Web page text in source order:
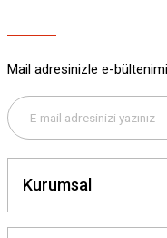
Bu ürüne benzer farklı
Mail adresinizle e-
Kurumsal